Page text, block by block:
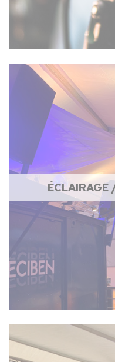
ÉCLAIRAGE